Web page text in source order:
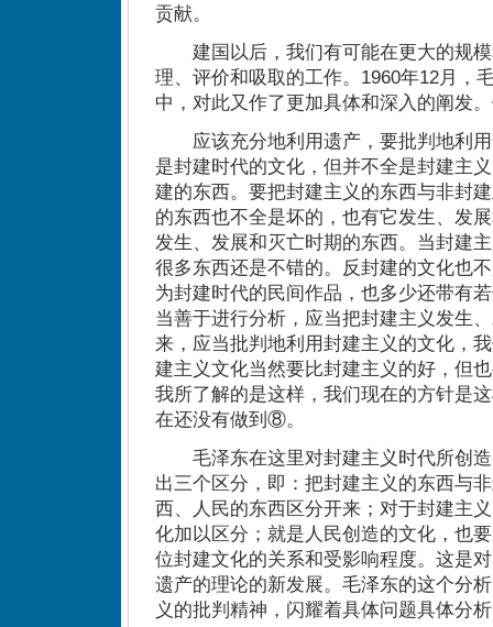
贡献。
建国以后，我们有可能在更大的规模
理、评价和吸取的工作。1960年12月，
中，对此又作了更加具体和深入的阐发
应该充分地利用遗产，要批判地利用
是封建时代的文化，但并不全是封建主
建的东西。要把封建主义的东西与非封
的东西也不全是坏的，也有它发生、发
发生、发展和灭亡时期的东西。当封建
很多东西还是不错的。反封建的文化也
为封建时代的民间作品，也多少还带有
当善于进行分析，应当把封建主义发生
来，应当批判地利用封建主义的文化，
建主义文化当然要比封建主义的好，但
我所了解的是这样，我们现在的方针是
在还没有做到⑧。
毛泽东在这里对封建主义时代所创造
出三个区分，即：把封建主义的东西与
西、人民的东西区分开来；对于封建主
化加以区分；就是人民创造的文化，也
位封建文化的关系和受影响程度。这是
遗产的理论的新发展。毛泽东的这个分
义的批判精神，闪耀着具体问题具体分